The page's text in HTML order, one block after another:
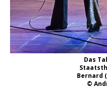
Das
Bernard
©